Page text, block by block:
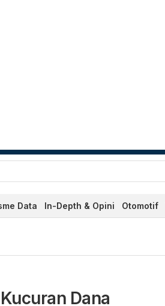
Data In-Depth & Opini Otomotif
Dana